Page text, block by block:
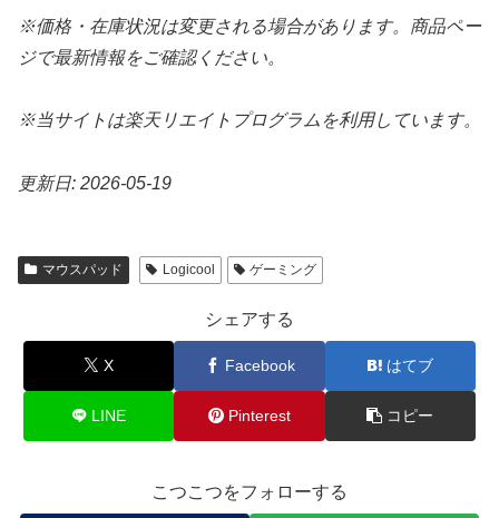
※価格・在庫状況は変更される場合があります。商品ペー
ジで最新情報をご確認ください。
※当サイトは楽天リエイトプログラムを利用しています。
更新日: 2026-05-19
マウスパッド Logicool ゲーミング
シェアする
X Facebook はてブ
LINE Pinterest コピー
こつこつをフォローする